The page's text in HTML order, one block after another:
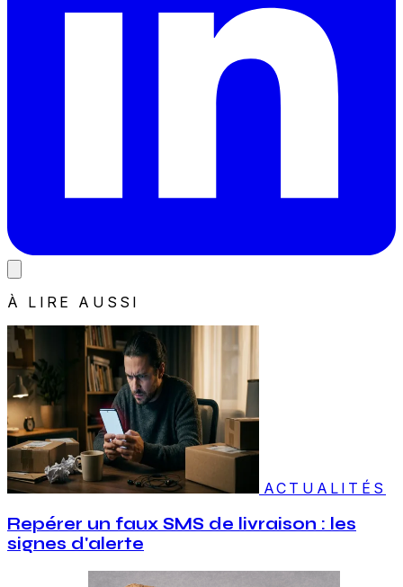
À LIRE AUSSI
ACTUALITÉS
Repérer un faux SMS de livraison : les
signes d'alerte